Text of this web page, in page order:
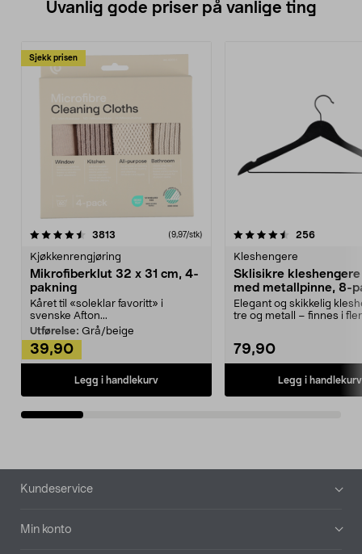
Uvanlig gode priser på vanlige ting
Sjekk prisen
3813 anmeldelser(9,97/stk)
Kjøkkenrengjøring
Mikrofiberklut 32 x 31 cm, 4-
pakning
Kåret til «soleklar favoritt» i
svenske Afton...
Utførelse: Grå/beige
39,90
Legg i handlekurv
4.5av 5 stjerner 256
Kleshengere
Sklisikre
med metallpinne, 8-
Elegant og skikkelig
tre og metall – finnes i
79,90
Legg i handlekurv
4.5av 5 stjerner
Bunntekst
Kundeservice
Min konto